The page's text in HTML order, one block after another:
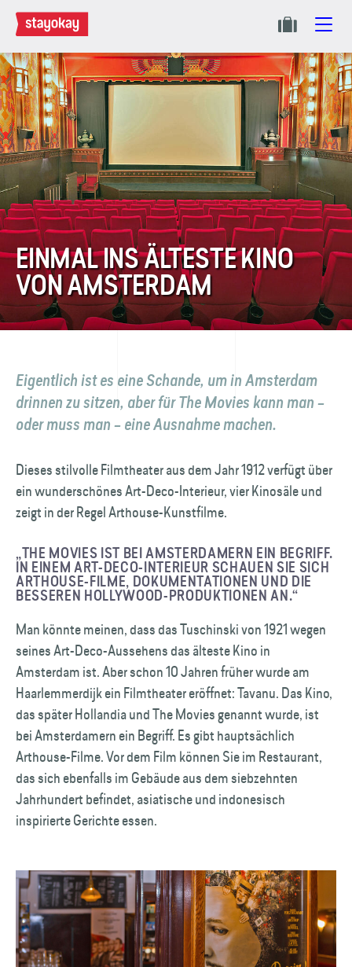
EINMAL INS ÄLTESTE KINO
VON AMSTERDAM
Eigentlich ist es eine Schande, um in Amsterdam
drinnen zu sitzen, aber für The Movies kann man –
oder muss man – eine Ausnahme machen.
Dieses stilvolle Filmtheater aus dem Jahr 1912 verfügt über
ein wunderschönes Art-Deco-Interieur, vier Kinosäle und
zeigt in der Regel Arthouse-Kunstfilme.
„THE MOVIES IST BEI AMSTERDAMERN EIN BEGRIFF.
IN EINEM ART-DECO-INTERIEUR SCHAUEN SIE SICH
ARTHOUSE-FILME, DOKUMENTATIONEN UND DIE
BESSEREN HOLLYWOOD-PRODUKTIONEN AN.“
Man könnte meinen, dass das Tuschinski von 1921 wegen
seines Art-Deco-Aussehens das älteste Kino in
Amsterdam ist. Aber schon 10 Jahren früher wurde am
Haarlemmerdijk ein Filmtheater eröffnet: Tavanu. Das Kino,
das später Hollandia und The Movies genannt wurde, ist
bei Amsterdamern ein Begriff. Es gibt hauptsächlich
Arthouse-Filme. Vor dem Film können Sie im Restaurant,
das sich ebenfalls im Gebäude aus dem siebzehnten
Jahrhundert befindet, asiatische und indonesisch
inspirierte Gerichte essen.